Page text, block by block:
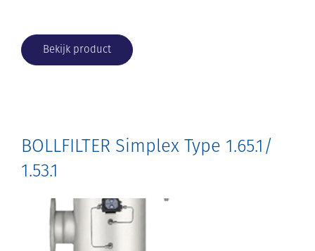
Bekijk product
BOLLFILTER Simplex Type 1.65.1/
1.53.1